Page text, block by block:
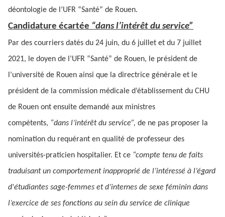
déontologie de l’UFR “Santé” de Rouen.
Candidature écartée “dans l’intérêt du service”
Par des courriers datés du 24 juin, du 6 juillet et du 7 juillet
2021, le doyen de l’UFR “Santé” de Rouen, le président de
l’université de Rouen ainsi que la directrice générale et le
président de la commission médicale d’établissement du CHU
de Rouen ont ensuite demandé aux ministres
compétents, “dans l’intérêt du service”, de ne pas proposer la
nomination du requérant en qualité de professeur des
universités-praticien hospitalier. Et ce “compte tenu de faits
traduisant un comportement inapproprié de l’intéressé à l’égard
d'étudiantes sage-femmes et d’internes de sexe féminin dans
l’exercice de ses fonctions au sein du service de clinique